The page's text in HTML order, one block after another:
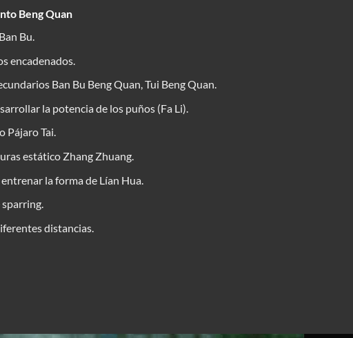
Beng Quan
Bu.
encadenados.
Ban Bu Beng Quan, Tui Beng Quan.
la potencia de los puños (Fa Li).
Pájaro Tai.
estático Zhang Zhuang.
la forma de Lían Hua.
distancias.